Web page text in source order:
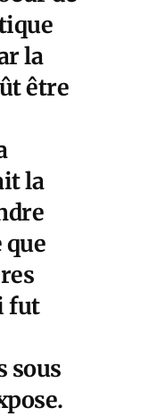
la
être
la
que
fut
sous